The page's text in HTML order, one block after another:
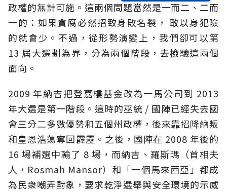
政權的無計可施。這兩個問題當然是一而二、二而
一的：如果貪腐必然招致身敗名裂， 敢以身犯險
的就會少。不過，從形勢演變上，我們卻可以第
13 屆大選劃為界，分為兩個階段，去檢驗這兩個
面向。
2009 年納吉把登嘉樓基金改為一馬公司到 2013
年大選是第一階段。這時的巫統 / 國陣已經失去國
會三分二多數優勢和五個州政權，後來靠招降納叛
和皇恩浩蕩奪回霹靂。之後，國陣在 2008 年後的
16 場補選中輸了 8 場，而納吉、羅斯瑪（首相夫
人，Rosmah Mansor）和「一個馬來西亞」都成
為民衆嘲弄對象，要求乾淨選舉與安全環境的示威